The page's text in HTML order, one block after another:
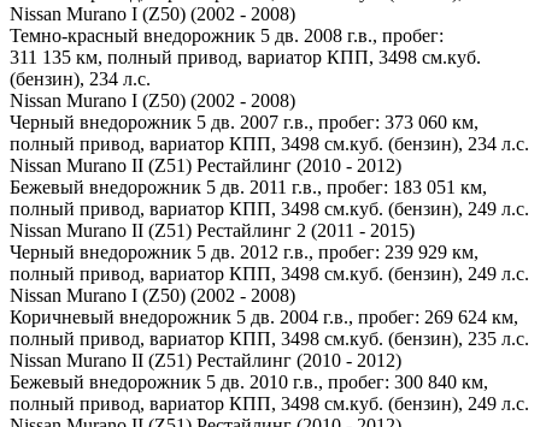
Nissan Murano I (Z50) (2002 - 2008)
Темно-красный внедорожник 5 дв. 2008 г.в., пробег:
311 135 км, полный привод, вариатор КПП, 3498 см.куб.
(бензин), 234 л.с.
Nissan Murano I (Z50) (2002 - 2008)
Черный внедорожник 5 дв. 2007 г.в., пробег: 373 060 км,
полный привод, вариатор КПП, 3498 см.куб. (бензин), 234 л.с.
Nissan Murano II (Z51) Рестайлинг (2010 - 2012)
Бежевый внедорожник 5 дв. 2011 г.в., пробег: 183 051 км,
полный привод, вариатор КПП, 3498 см.куб. (бензин), 249 л.с.
Nissan Murano II (Z51) Рестайлинг 2 (2011 - 2015)
Черный внедорожник 5 дв. 2012 г.в., пробег: 239 929 км,
полный привод, вариатор КПП, 3498 см.куб. (бензин), 249 л.с.
Nissan Murano I (Z50) (2002 - 2008)
Коричневый внедорожник 5 дв. 2004 г.в., пробег: 269 624 км,
полный привод, вариатор КПП, 3498 см.куб. (бензин), 235 л.с.
Nissan Murano II (Z51) Рестайлинг (2010 - 2012)
Бежевый внедорожник 5 дв. 2010 г.в., пробег: 300 840 км,
полный привод, вариатор КПП, 3498 см.куб. (бензин), 249 л.с.